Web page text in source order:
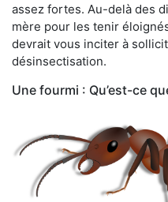
assez fortes. Au-delà des
mère pour les tenir
devrait vous inciter à
désinsectisation.
Une fourmi : Qu’est-ce